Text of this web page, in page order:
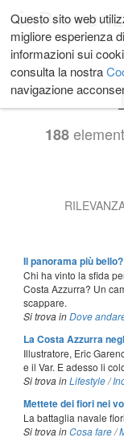
ai
contenuti.
|
Salta
alla
navigazione
Questo sito web
migliore esperienza
informazioni sui
consulta la nostra
navigazione
188
Il panorama più
Chi ha vinto la sfida
Costa Azzurra? Un
scappare.
Si trova in Dove
La Costa Azzurra
Illustratore, Eric
e il Var. E adesso li
Si trova in Lifestyle /
Mettete dei fiori nei
La battaglia navale
Si trova in Cosa fare /